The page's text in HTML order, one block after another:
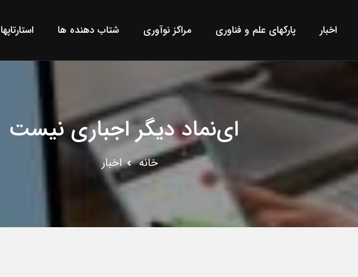
اخبار پارکهای علم و فناوری مراکز نوآوری شتاب دهنده ها استارتاپها
ای‌نماد دیگر اجباری نیست
خانه اخبار